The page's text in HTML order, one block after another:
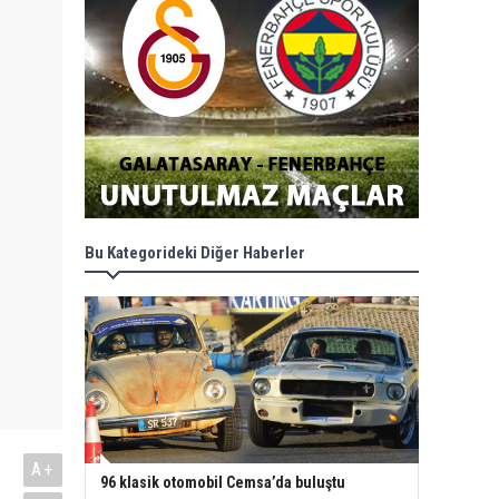
A+
Bu Kategorideki Diğer Haberler
96 klasik otomobil Cemsa’da buluştu